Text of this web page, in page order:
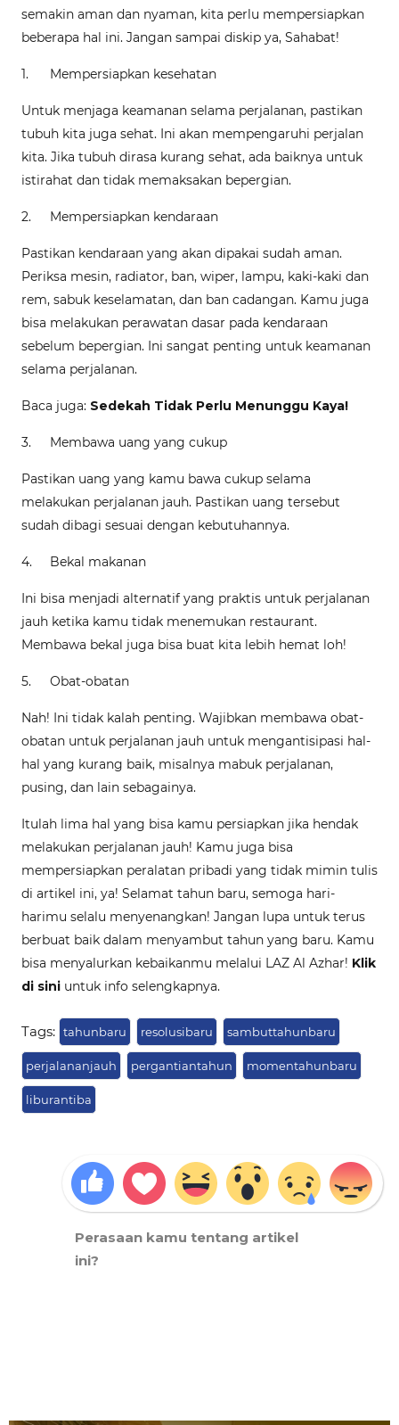
semakin aman dan nyaman, kita perlu mempersiapkan
beberapa hal ini. Jangan sampai diskip ya, Sahabat!
1. Mempersiapkan kesehatan
Untuk menjaga keamanan selama perjalanan, pastikan
tubuh kita juga sehat. Ini akan mempengaruhi perjalan
kita. Jika tubuh dirasa kurang sehat, ada baiknya untuk
istirahat dan tidak memaksakan bepergian.
2. Mempersiapkan kendaraan
Pastikan kendaraan yang akan dipakai sudah aman.
Periksa mesin, radiator, ban, wiper, lampu, kaki-kaki dan
rem, sabuk keselamatan, dan ban cadangan. Kamu juga
bisa melakukan perawatan dasar pada kendaraan
sebelum bepergian. Ini sangat penting untuk keamanan
selama perjalanan.
Baca juga: Sedekah Tidak Perlu Menunggu Kaya!
3. Membawa uang yang cukup
Pastikan uang yang kamu bawa cukup selama
melakukan perjalanan jauh. Pastikan uang tersebut
sudah dibagi sesuai dengan kebutuhannya.
4. Bekal makanan
Ini bisa menjadi alternatif yang praktis untuk perjalanan
jauh ketika kamu tidak menemukan restaurant.
Membawa bekal juga bisa buat kita lebih hemat loh!
5. Obat-obatan
Nah! Ini tidak kalah penting. Wajibkan membawa obat-
obatan untuk perjalanan jauh untuk mengantisipasi hal-
hal yang kurang baik, misalnya mabuk perjalanan,
pusing, dan lain sebagainya.
Itulah lima hal yang bisa kamu persiapkan jika hendak
melakukan perjalanan jauh! Kamu juga bisa
mempersiapkan peralatan pribadi yang tidak mimin tulis
di artikel ini, ya! Selamat tahun baru, semoga hari-
harimu selalu menyenangkan! Jangan lupa untuk terus
berbuat baik dalam menyambut tahun yang baru. Kamu
bisa menyalurkan kebaikanmu melalui LAZ Al Azhar! Klik
di sini untuk info selengkapnya.
Tags: tahunbaru resolusibaru sambuttahunbaru
perjalananjauh pergantiantahun momentahunbaru
liburantiba
Perasaan kamu tentang artikel
ini?